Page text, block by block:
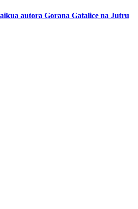
autora Gorana Gatalice na Jutru